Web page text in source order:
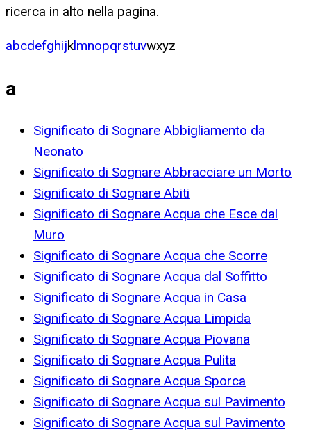
ricerca in alto nella pagina.
abcdefghijklmnopqrstuvwxyz
a
Significato di Sognare Abbigliamento da
Neonato
Significato di Sognare Abbracciare un Morto
Significato di Sognare Abiti
Significato di Sognare Acqua che Esce dal
Muro
Significato di Sognare Acqua che Scorre
Significato di Sognare Acqua dal Soffitto
Significato di Sognare Acqua in Casa
Significato di Sognare Acqua Limpida
Significato di Sognare Acqua Piovana
Significato di Sognare Acqua Pulita
Significato di Sognare Acqua Sporca
Significato di Sognare Acqua sul Pavimento
Significato di Sognare Acqua sul Pavimento